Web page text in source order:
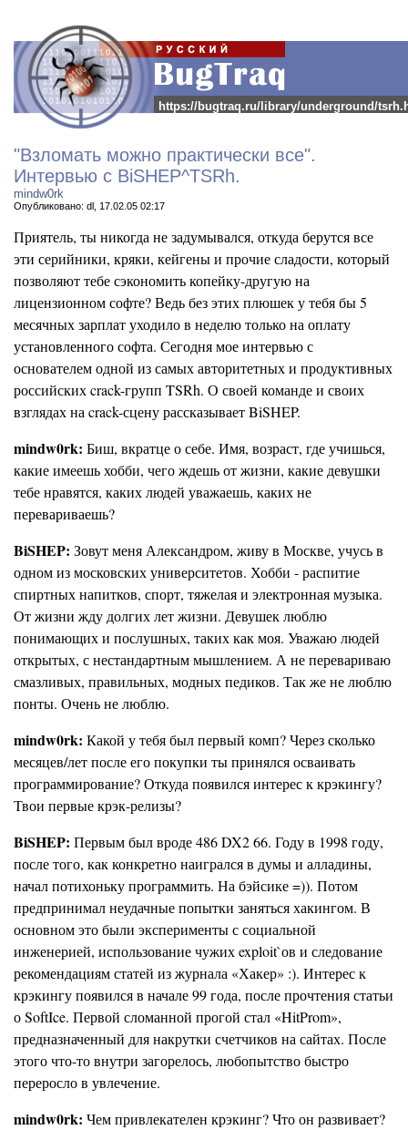
https://bugtraq.ru/library/underground/
"Взломать можно практически все".
Интервью с BiSHEP^TSRh.
mindw0rk
Опубликовано: dl, 17.02.05 02:17
Приятель, ты никогда не задумывался, откуда берутся все
эти серийники, кряки, кейгены и прочие сладости, который
позволяют тебе сэкономить копейку-другую на
лицензионном софте? Ведь без этих плюшек у тебя бы 5
месячных зарплат уходило в неделю только на оплату
установленного софта. Сегодня мое интервью с
основателем одной из самых авторитетных и продуктивных
российских crack-групп TSRh. О своей команде и своих
взглядах на crack-сцену рассказывает BiSHEP.
mindw0rk: Биш, вкратце о себе. Имя, возраст, где учишься,
какие имеешь хобби, чего ждешь от жизни, какие девушки
тебе нравятся, каких людей уважаешь, каких не
перевариваешь?
BiSHEP: Зовут меня Александром, живу в Москве, учусь в
одном из московских университетов. Хобби - распитие
спиртных напитков, спорт, тяжелая и электронная музыка.
От жизни жду долгих лет жизни. Девушек люблю
понимающих и послушных, таких как моя. Уважаю людей
открытых, с нестандартным мышлением. А не перевариваю
смазливых, правильных, модных педиков. Так же не люблю
понты. Очень не люблю.
mindw0rk: Какой у тебя был первый комп? Через сколько
месяцев/лет после его покупки ты принялся осваивать
программирование? Откуда появился интерес к крэкингу?
Твои первые крэк-релизы?
BiSHEP: Первым был вроде 486 DX2 66. Году в 1998 году,
после того, как конкретно наигрался в думы и алладины,
начал потихоньку программить. На бэйсике =)). Потом
предпринимал неудачные попытки заняться хакингом. В
основном это были эксперименты с социальной
инженерией, использование чужих exploit`ов и следование
рекомендациям статей из журнала «Хакер» :). Интерес к
крэкингу появился в начале 99 года, после прочтения статьи
о SoftIce. Первой сломанной прогой стал «HitProm»,
предназначенный для накрутки счетчиков на сайтах. После
этого что-то внутри загорелось, любопытство быстро
переросло в увлечение.
mindw0rk: Чем привлекателен крэкинг? Что он развивает?